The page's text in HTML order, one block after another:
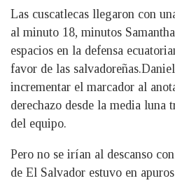
Las cuscatlecas llegaron con
al minuto 18, minutos
espacios en la defensa
favor de las
incrementar el marcador al
derechazo desde la media luna
del equipo.
Pero no se irían al descanso
de El Salvador estuvo en